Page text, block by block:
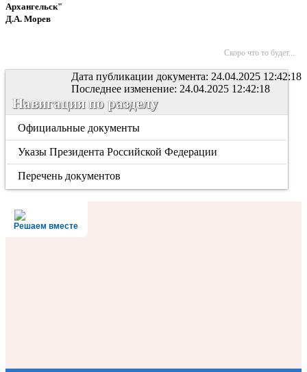
Архангельск"
Д.А. Морев
Скоро что то будет...
Дата публикации документа: 24.04.2025 12:42:18
Последнее изменение: 24.04.2025 12:42:18
Навигация по разделу
Официальные документы
Указы Президента Российской Федерации
Перечень документов
Решаем вместе